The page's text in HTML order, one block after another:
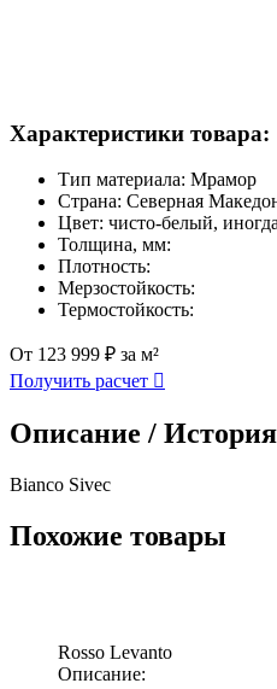
Характеристики товара:
Тип материала: Мрамор
Страна: Северная
Цвет: чисто-белый,
Толщина, мм:
Плотность:
Мерзостойкость:
Термостойкость:
От 123 999 ₽ за м²
Получить расчет
Описание / История
Bianco Sivec
Похожие товары
Rosso Levanto
Описание: